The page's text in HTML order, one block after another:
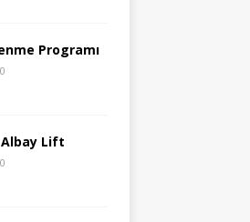
Programı
0
Lift
0